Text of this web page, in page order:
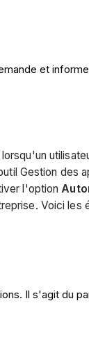
et
Gestion des
l'option
Voici les
Il s'agit du